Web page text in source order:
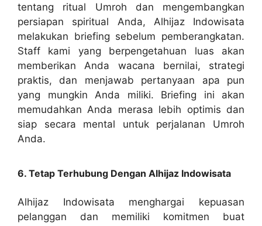
tentang ritual Umroh dan mengembangkan
persiapan spiritual Anda, Alhijaz Indowisata
melakukan briefing sebelum pemberangkatan.
Staff kami yang berpengetahuan luas akan
memberikan Anda wacana bernilai, strategi
praktis, dan menjawab pertanyaan apa pun
yang mungkin Anda miliki. Briefing ini akan
memudahkan Anda merasa lebih optimis dan
siap secara mental untuk perjalanan Umroh
Anda.
6. Tetap Terhubung Dengan Alhijaz Indowisata
Alhijaz Indowisata menghargai kepuasan
pelanggan dan memiliki komitmen buat